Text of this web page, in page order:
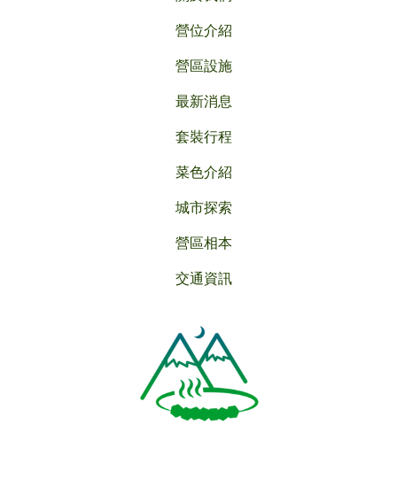
營位介紹
營區設施
最新消息
套裝行程
菜色介紹
城市探索
營區相本
交通資訊